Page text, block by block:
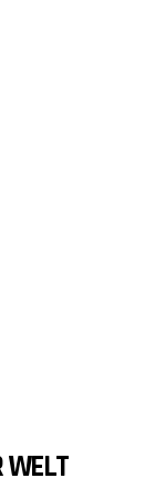
WELT